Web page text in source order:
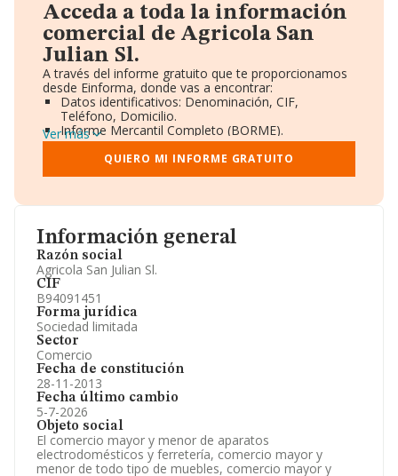
Información general
Razón social
Agricola San Julian Sl.
CIF
B94091451
Forma jurídica
Sociedad limitada
Sector
Comercio
Fecha de constitución
28-11-2013
Fecha último cambio
5-7-2026
Objeto social
El comercio mayor y menor de aparatos
electrodomésticos y ferretería, comercio mayor y
menor de todo tipo de muebles, comercio mayor y
Acceda a toda la información
comercial de Agricola San
Julian Sl.
A través del informe gratuito que te proporcionamos
desde Einforma, donde vas a encontrar:
Datos identificativos: Denominación, CIF,
Teléfono, Domicilio.
Informe Mercantil Completo (BORME).
Gráficos de Evolución Ventas y Empleados.
Consejo de Administración y Administradores.
Directivos y Ejecutivos.
Información oficial y registral complementaria.
Ver más
QUIERO MI INFORME GRATUITO